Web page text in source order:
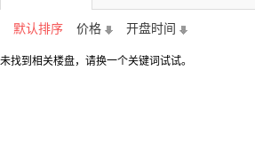
默认排序 价格 开盘时间
未找到相关楼盘，请换一个关键词试试。